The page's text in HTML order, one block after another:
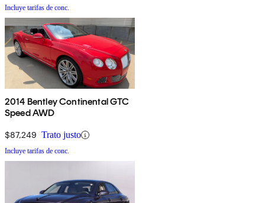
Incluye tarifas de conc.
2014 Bentley Continental GTC
Speed AWD
$87,249 Trato justo
Incluye tarifas de conc.